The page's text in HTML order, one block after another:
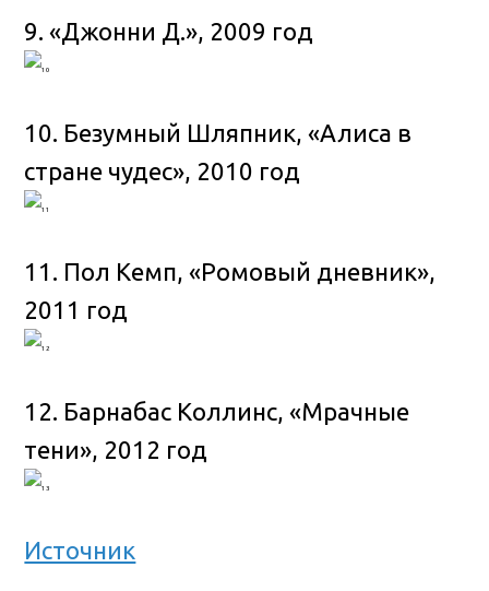
9. «Джонни Д.», 2009 год
10. Безумный Шляпник, «Алиса в
стране чудес», 2010 год
11. Пол Кемп, «Ромовый дневник»,
2011 год
12. Барнабас Коллинс, «Мрачные
тени», 2012 год
Источник